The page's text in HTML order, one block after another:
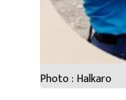
Photo : Halkaro